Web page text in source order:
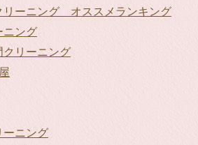
リーニング オススメランキング
ニング
クリーニング
ーニング